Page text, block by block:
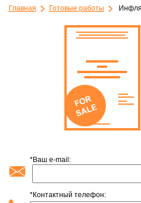
Главная Готовые работы
*Ваш e-mail:
*Контактный телефон: